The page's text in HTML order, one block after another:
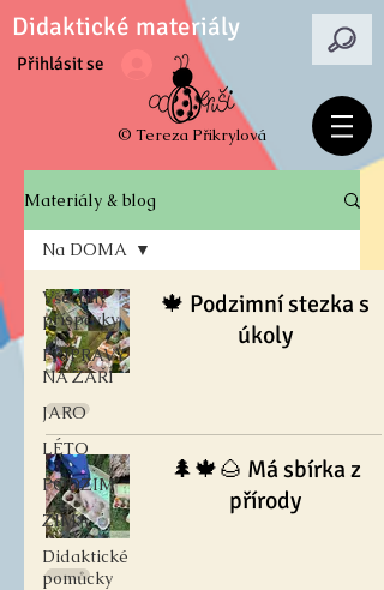
Didaktické materiály
Přihlásit se
© Tereza Přikrylová
Materiály & blog
Všechny
příspěvky
PŘÍPRAVY
NA ZÁŘÍ
JARO
LÉTO
PODZIM
ZIMA
Didaktické
pomůcky
Na DOMA
🍁 Podzimní stezka s
úkoly
🌲🍁🌰 Má sbírka z
přírody